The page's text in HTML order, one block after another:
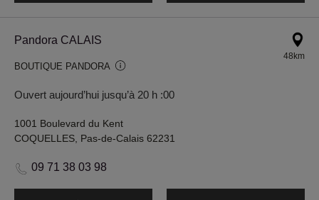
Pandora CALAIS
BOUTIQUE PANDORA
Ouvert aujourd’hui jusqu’à 20 h :00
48km
1001 Boulevard du Kent
COQUELLES, Pas-de-Calais 62231
09 71 38 03 98